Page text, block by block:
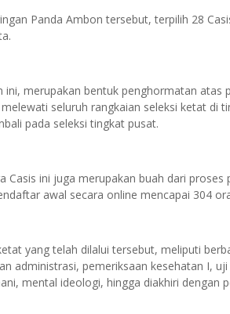
Panda Ambon tersebut, terpilih 28
ini, merupakan bentuk penghormatan atas
seluruh rangkaian seleksi ketat di
pada seleksi tingkat pusat.
Casis ini juga merupakan buah dari
awal secara online mencapai 304
yang telah dilalui tersebut, meliputi
administrasi, pemeriksaan kesehatan I,
mental ideologi, hingga diakhiri dengan